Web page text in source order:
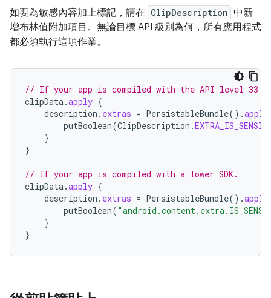
如要為敏感內容加上標記，請在 ClipDescription 中新
增布林值附加項目。無論目標 API 級別為何，所有應用程式
都必須執行這項作業。
// If your app is compiled with the API level 33
clipData.apply {
description . extras = PersistableBundle().apply
putBoolean(ClipDescription .
}
}
// If your app is compiled with a lower SDK.
clipData.apply {
description . extras = PersistableBundle().apply
putBoolean(
}
}